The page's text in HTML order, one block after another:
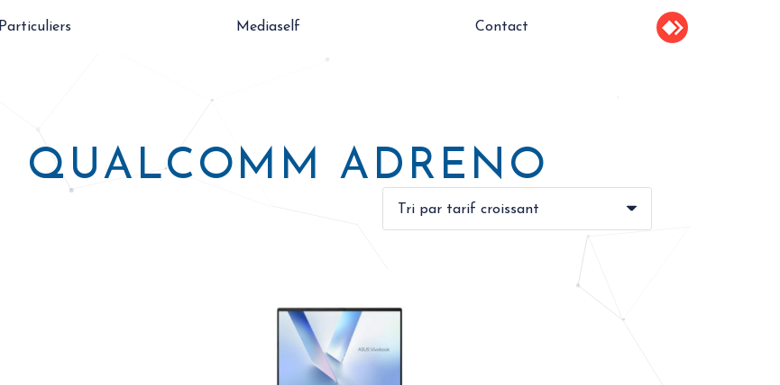
Particuliers Mediaself Contact
QUALCOMM ADRENO